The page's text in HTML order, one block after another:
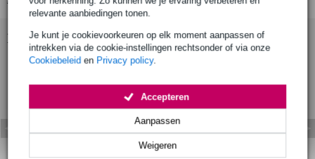
relevante aanbiedingen tonen.
Je kunt je cookievoorkeuren op elk moment aanpassen of
intrekken via de cookie-instellingen rechtsonder of via onze
Cookiebeleid en Privacy policy.
Weigeren
Aanpassen
Accepteren
Bekijk ook eens (8)